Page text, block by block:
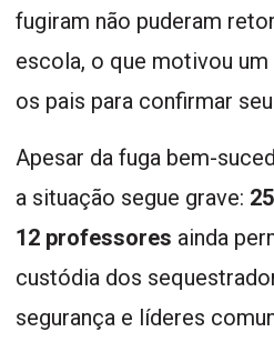
fugiram não puderam
escola, o que motivou
os pais para confirmar
Apesar da fuga bem-
a situação segue grave:
12 professores ainda
custódia dos
segurança e líderes